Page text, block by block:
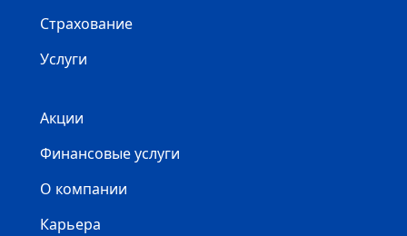
Страхование
Услуги
Акции
Финансовые услуги
О компании
Карьера